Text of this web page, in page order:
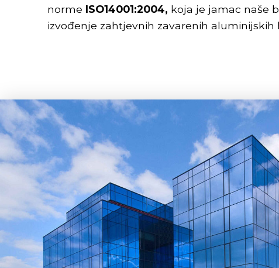
norme ISO14001:2004, koja je jamac naše
izvođenje zahtjevnih zavarenih aluminijskih